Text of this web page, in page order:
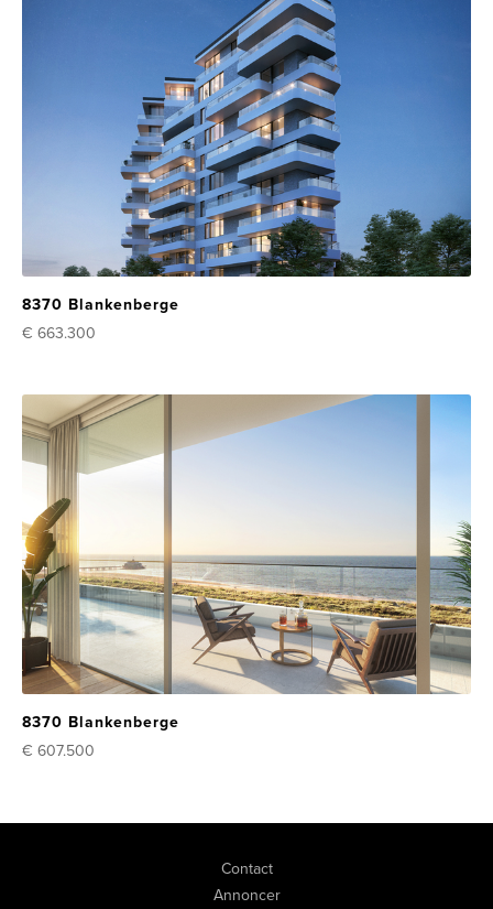
8370 Blankenberge
€ 663.300
8370 Blankenberge
€ 607.500
Contact
Annoncer